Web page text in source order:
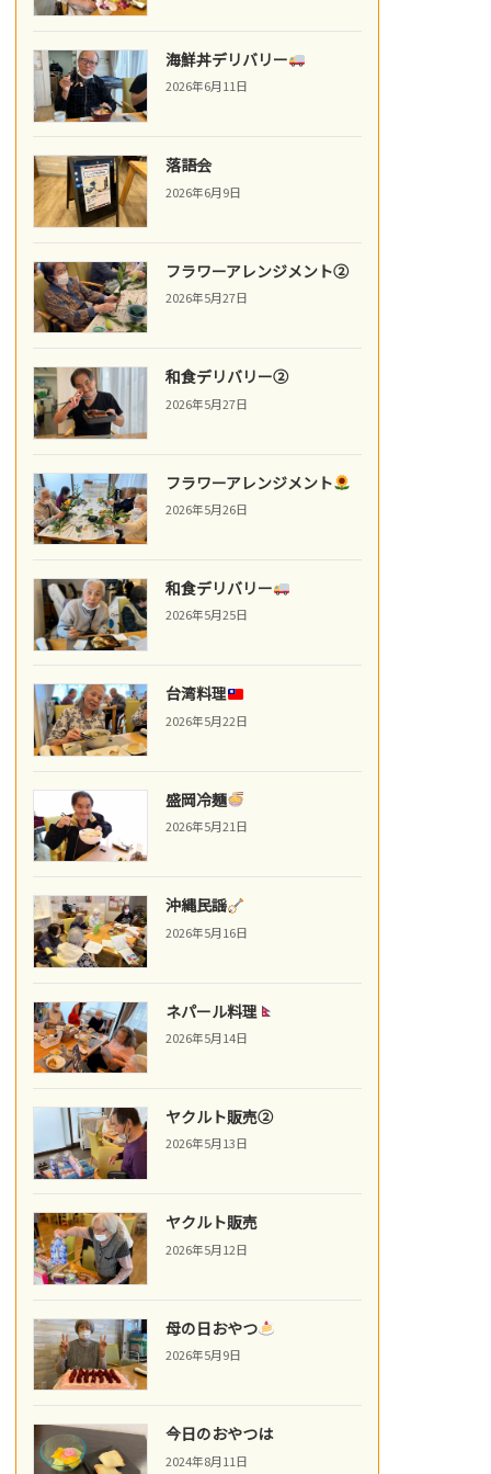
海鮮丼デリバリー
2026年6月11日
落語会
2026年6月9日
フラワーアレンジメント②
2026年5月27日
和食デリバリー②
2026年5月27日
フラワーアレンジメント
2026年5月26日
和食デリバリー
2026年5月25日
台湾料理
2026年5月22日
盛岡冷麺
2026年5月21日
沖縄民謡
2026年5月16日
ネパール料理
2026年5月14日
ヤクルト販売②
2026年5月13日
ヤクルト販売
2026年5月12日
母の日おやつ
2026年5月9日
今日のおやつは
2024年8月11日